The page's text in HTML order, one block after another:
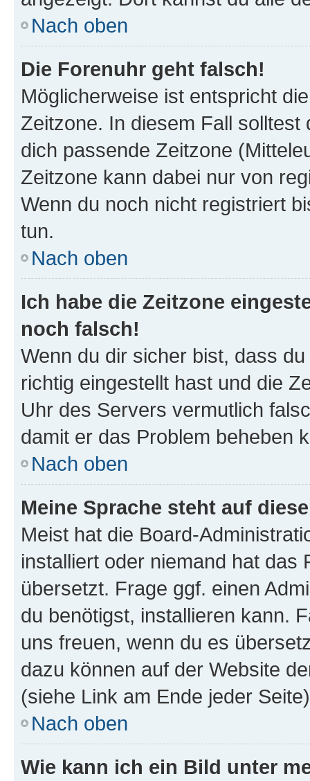
Nach oben
Die Forenuhr geht falsch!
Möglicherweise ist entspricht
Zeitzone. In diesem Fall solltest
dich passende Zeitzone
Zeitzone kann dabei nur von
Wenn du noch nicht registriert
tun.
Nach oben
Ich habe die Zeitzone
noch falsch!
Wenn du dir sicher bist, dass
richtig eingestellt hast und die
Uhr des Servers vermutlich
damit er das Problem beheben
Nach oben
Meine Sprache steht auf
Meist hat die Board-
installiert oder niemand hat das
übersetzt. Frage ggf. einen
du benötigst, installieren kann.
uns freuen, wenn du es
dazu können auf der Website
(siehe Link am Ende jeder
Nach oben
Wie kann ich ein Bild unter